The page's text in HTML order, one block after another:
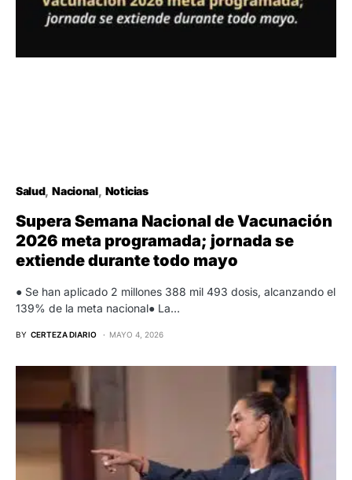
Salud Nacional Noticias
Supera Semana Nacional de Vacunación
2026 meta programada; jornada se
extiende durante todo mayo
● Se han aplicado 2 millones 388 mil 493 dosis, alcanzando el
139% de la meta nacional● La…
BY CERTEZA DIARIO MAYO 4, 2026